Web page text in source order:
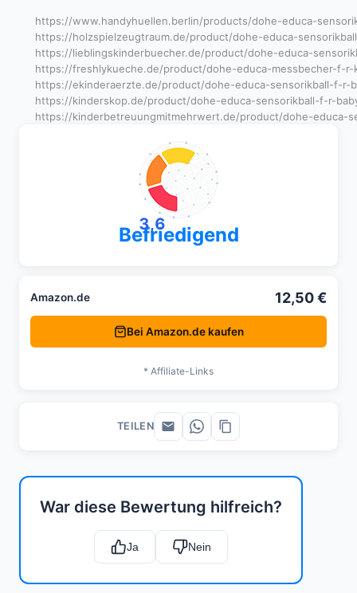
https://www.handyhuellen.berlin/products/dohe-educa-
https://holzspielzeugtraum.de/product/dohe-educa-
https://lieblingskinderbuecher.de/product/dohe-educa-
https://freshlykueche.de/product/dohe-educa-messbecher-f-
https://ekinderaerzte.de/product/dohe-educa-sensorikball-f-
https://kinderskop.de/product/dohe-educa-sensorikball-f-r-
https://kinderbetreuungmitmehrwert.de/product/dohe-educa-
War diese Bewertung hilfreich?
Ja Nein
3,6
Befriedigend
Amazon.de 12,50 €
Bei Amazon.de kaufen
* Affiliate-Links
TEILEN